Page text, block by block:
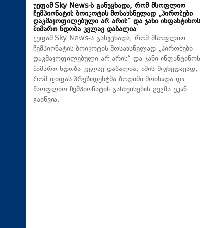
უეფამ Sky News-ს განუცხადა, რომ მსოფლიო
ჩემპიონატის ბოიკოტის მოსახსნელად „პირობები
დაკმაყოფილებული არ არის“ და ჯანი ინფანტინოს
მიმართ ნდობა კვლავ დაბალია
უეფამ Sky News-ს განუცხადა, რომ მსოფლიო
ჩემპიონატის ბოიკოტის მოსახსნელად „პირობები
დაკმაყოფილებული არ არის“ და ჯანი ინფანტინოს
მიმართ ნდობა კვლავ დაბალია, იმის მიუხედავად,
რომ ფიფას პრეზიდენტმა ბოდიში მოიხადა და
მსოფლიო ჩემპიონატის გასხვისების გეგმა უკან
გაიწვია.